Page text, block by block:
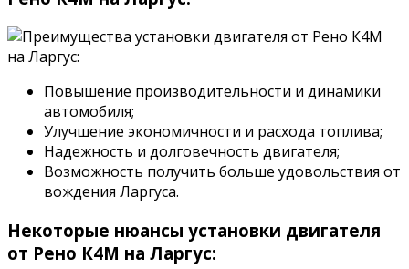
Повышение производительности и динамики
автомобиля;
Улучшение экономичности и расхода топлива;
Надежность и долговечность двигателя;
Возможность получить больше удовольствия от
вождения Ларгуса.
Некоторые нюансы установки двигателя
от Рено К4М на Ларгус: